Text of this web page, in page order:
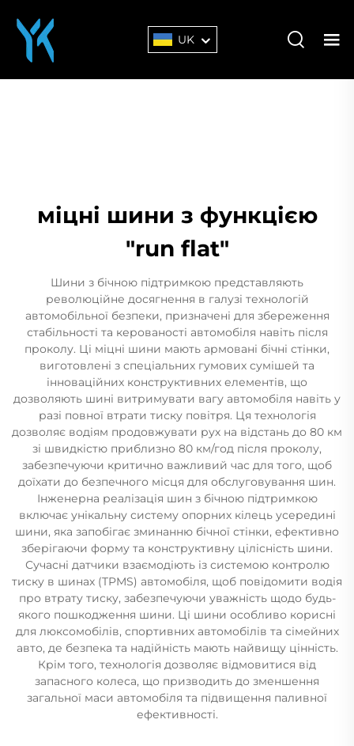
UK
міцні шини з функцією
"run flat"
Шини з бічною підтримкою представляють
революційне досягнення в галузі технологій
автомобільної безпеки, призначені для збереження
стабільності та керованості автомобіля навіть після
проколу. Ці міцні шини мають армовані бічні стінки,
виготовлені з спеціальних гумових сумішей та
інноваційних конструктивних елементів, що
дозволяють шині витримувати вагу автомобіля навіть у
разі повної втрати тиску повітря. Ця технологія
дозволяє водіям продовжувати рух на відстань до 80 км
зі швидкістю приблизно 80 км/год після проколу,
забезпечуючи критично важливий час для того, щоб
доїхати до безпечного місця для обслуговування шин.
Інженерна реалізація шин з бічною підтримкою
включає унікальну систему опорних кілець усередині
шини, яка запобігає зминанню бічної стінки, ефективно
зберігаючи форму та конструктивну цілісність шини.
Сучасні датчики взаємодіють із системою контролю
тиску в шинах (TPMS) автомобіля, щоб повідомити водія
про втрату тиску, забезпечуючи уважність щодо будь-
якого пошкодження шини. Ці шини особливо корисні
для люксомобілів, спортивних автомобілів та сімейних
авто, де безпека та надійність мають найвищу цінність.
Крім того, технологія дозволяє відмовитися від
запасного колеса, що призводить до зменшення
загальної маси автомобіля та підвищення паливної
ефективності.